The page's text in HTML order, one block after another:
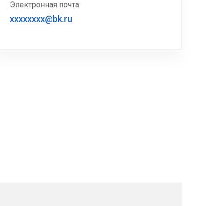
Электронная почта
xxxxxxxx@bk.ru